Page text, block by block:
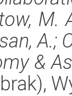
M.
A.;
&